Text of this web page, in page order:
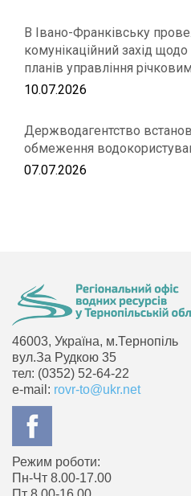
В Івано-Франківську
комунікаційний захід щодо
планів управління
10.07.2026
Держводагентство
обмеження
07.07.2026
46003, Україна, м.Тернопіль
вул.За Рудкою 35
тел: (0352) 52-64-22
e-mail: rovr-to@ukr.net
Режим роботи:
Пн-Чт 8.00-17.00